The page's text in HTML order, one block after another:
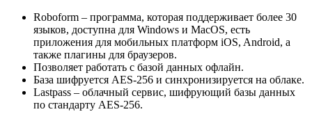
Roboform – программа, которая поддерживает более 30
языков, доступна для Windows и MacOS, есть
приложения для мобильных платформ iOS, Android, а
также плагины для браузеров.
Позволяет работать с базой данных офлайн.
База шифруется AES-256 и синхронизируется на облаке.
Lastpass – облачный сервис, шифрующий базы данных
по стандарту AES-256.